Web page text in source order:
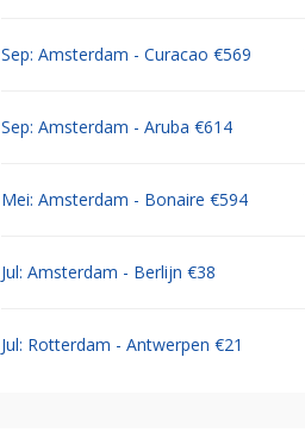
Sep: Amsterdam - Curacao €569
Sep: Amsterdam - Aruba €614
Mei: Amsterdam - Bonaire €594
Jul: Amsterdam - Berlijn €38
Jul: Rotterdam - Antwerpen €21